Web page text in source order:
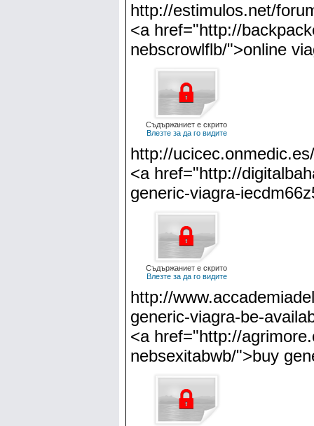
http://estimulos.net/
<a href="http://
nebscrowlflb/">online
Съдържаниет е скрито
Влезте за да го видите
http://
<a href="http://
generic-viagra-
Съдържаниет е скрито
Влезте за да го видите
http://
generic-viagra-be-
<a href="http://
nebsexitabwb/">buy